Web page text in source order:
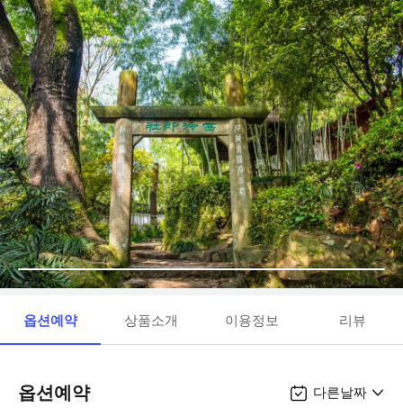
옵션예약 상품소개 이용정보 리뷰
옵션예약 다른날짜